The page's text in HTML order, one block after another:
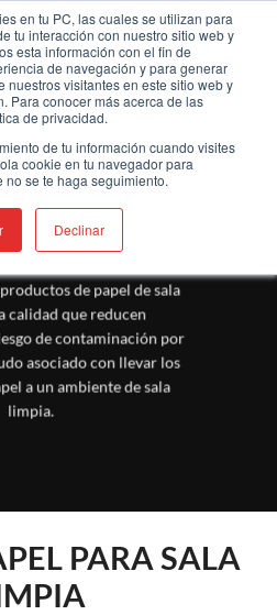
en tu PC, las cuales se utilizan para
tu interacción con nuestro sitio web y
esta información con el fin de
de navegación y para generar
nuestros visitantes en este sitio web y
Para conocer más acerca de las
de privacidad.
de tu información cuando visites
cookie en tu navegador para
se te haga seguimiento.
Declinar
nuevo sitio web
SALA LIMPIA
sala limpia que incluye
de papel de sala
calidad que reducen
de contaminación por
asociado con llevar los
a un ambiente de sala
limpia.
PARA SALA